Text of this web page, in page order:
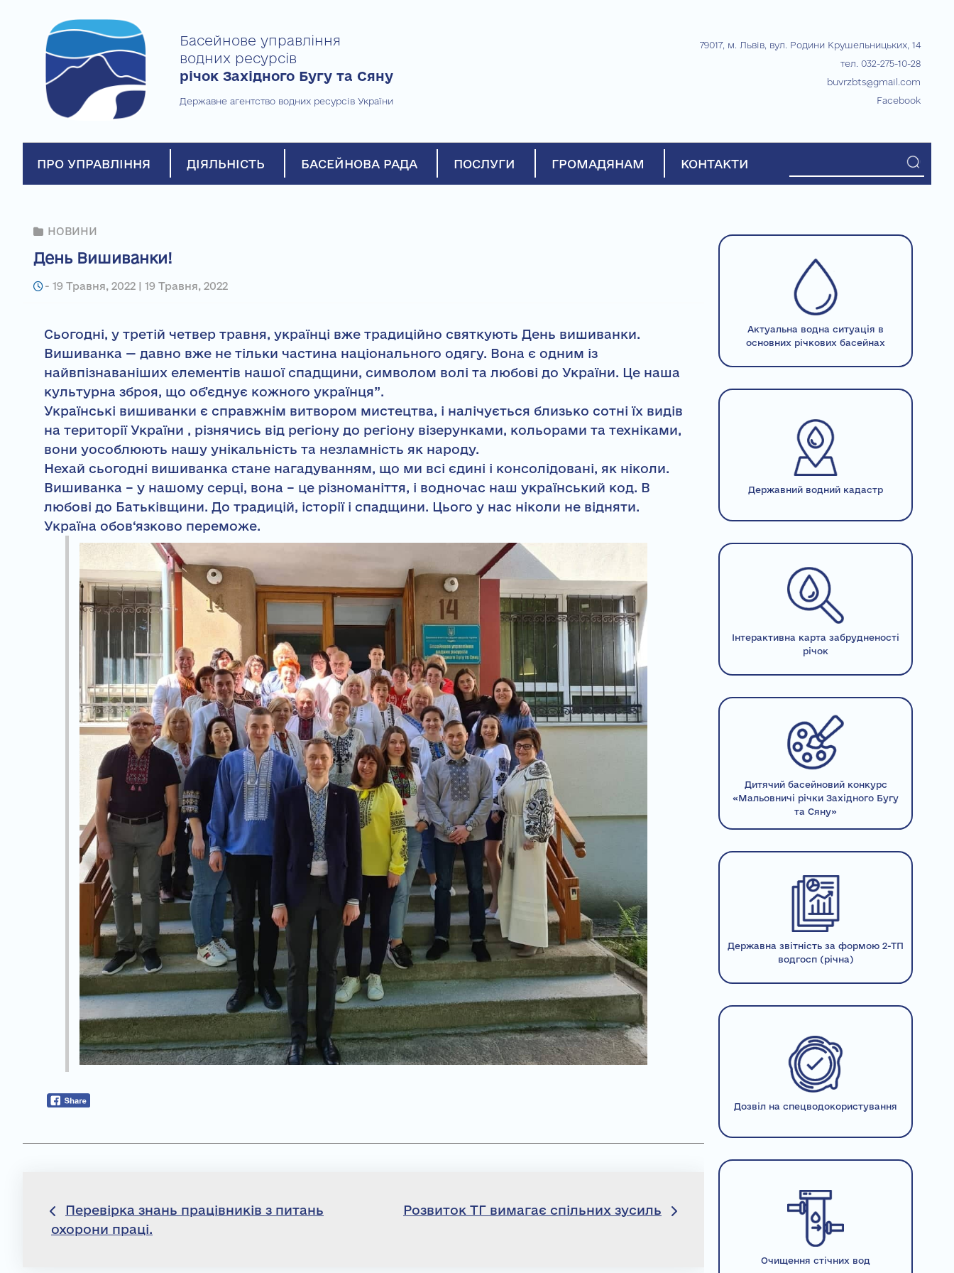
content
Басейнове управління
водних ресурсів
річок Західного Бугу та Сяну
Державне агентство водних ресурсів України
79017, м. Львів, вул. Родини Крушельницьких, 14
тел. 032-275-10-28
buvrzbts@gmail.com
Facebook
ПРО УПРАВЛІННЯ ДІЯЛЬНІСТЬ БАСЕЙНОВА РАДА ПОСЛУГИ ГРОМАДЯНАМ КОНТАКТИ
НОВИНИ
День Вишиванки!
- 19 Травня, 2022 | 19 Травня, 2022
Сьогодні, у третій четвер травня, українці вже традиційно святкують День вишиванки.
Вишиванка — давно вже не тільки частина національного одягу. Вона є одним із
найвпізнаваніших елементів нашої спадщини, символом волі та любові до України. Це наша
культурна зброя, що обʼєднує кожного українця”.
Українські вишиванки є справжнім витвором мистецтва, і налічується близько сотні їх видів
на території України , різнячись від регіону до регіону візерунками, кольорами та техніками,
вони уособлюють нашу унікальність та незламність як народу.
Нехай сьогодні вишиванка стане нагадуванням, що ми всі єдині і консолідовані, як ніколи.
Вишиванка – у нашому серці, вона – це різноманіття, і водночас наш український код. В
любові до Батьківщини. До традицій, історії і спадщини. Цього у нас ніколи не відняти.
Україна обов‘язково переможе.
Навігація
записів
Перевірка знань працівників з питань
охорони праці.
Розвиток ТГ вимагає спільних зусиль
Актуальна водна ситуація в
основних річкових басейнах
Державний водний кадастр
Інтерактивна карта забрудненості
річок
Дитячий басейновий конкурс
«Мальовничі річки Західного Бугу
та Сяну»
Державна звітність за формою 2-ТП
водгосп (річна)
Дозвіл на спецводокористування
Очищення стічних вод